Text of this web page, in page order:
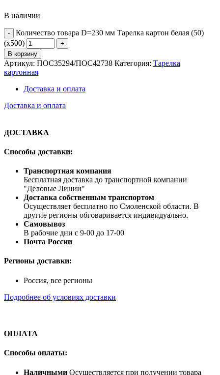
В наличии
Количество товара D=230 мм Тарелка картон белая (50)
(х500)
В корзину
Артикул: ПОС35294/ПОС42738 Категория: Тарелка
картонная
Доставка и оплата
Доставка и оплата
ДОСТАВКА
Способы доставки:
Транспортная компания
Бесплатная доставка до транспортной компании
"Деловые Линии"
Доставка собственным транспортом
Осуществляет бесплатно по Смоленской области. В
другие регионы обговаривается индивидуально.
Самовывоз
В рабочие дни с 9-00 до 17-00
Почта России
Регионы доставки:
Россия, все регионы
Подробнее об условиях доставки
ОПЛАТА
Способы оплаты:
Наличными Осуществляется при получении товара